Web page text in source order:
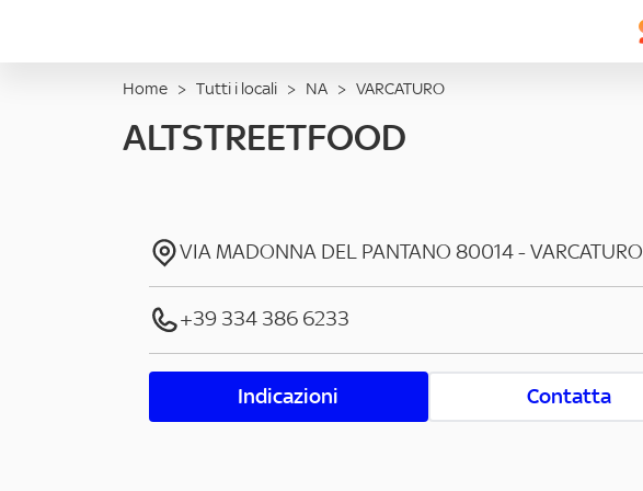
Home > Tutti i locali > NA > VARCATURO
ALTSTREETFOOD
VIA MADONNA DEL PANTANO 80014-VARCATURO
+39 334 386 6233
Indicazioni Contatta